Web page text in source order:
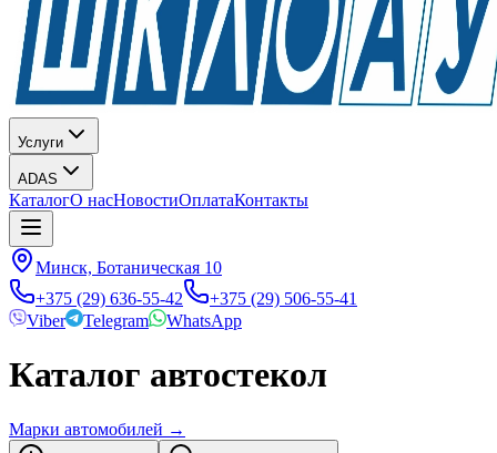
Услуги
ADAS
КаталогО насНовостиОплатаКонтакты
Минск, Ботаническая 10
+375 (29) 636-55-42
+375 (29) 506-55-41
Viber
Telegram WhatsApp
Каталог автостекол
Марки автомобилей →